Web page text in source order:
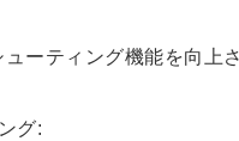
ーティング機能を向上
グ: